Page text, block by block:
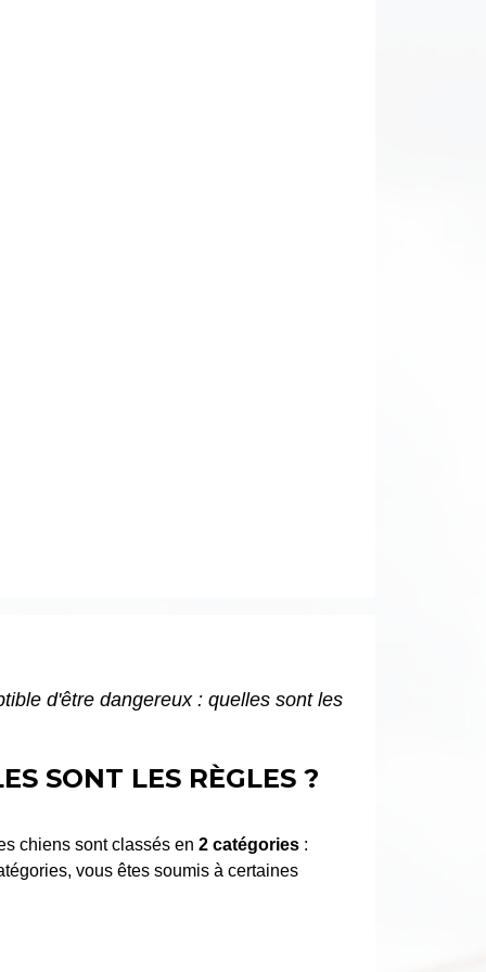
d'être dangereux : quelles sont les
SONT LES RÈGLES ?
chiens sont classés en 2 catégories :
vous êtes soumis à certaines